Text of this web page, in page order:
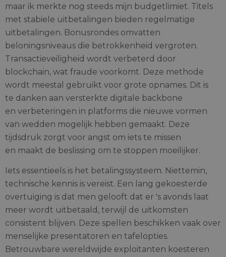
maar ik merkte nog steeds mijn budgetlimiet. Titels
met stabiele uitbetalingen bieden regelmatige
uitbetalingen. Bonusrondes omvatten
beloningsniveaus die betrokkenheid vergroten.
Transactieveiligheid wordt verbeterd door
blockchain, wat fraude voorkomt. Deze methode
wordt meestal gebruikt voor grote opnames. Dit is
te danken aan versterkte digitale backbone
en verbeteringen in platforms die nieuwe vormen
van wedden mogelijk hebben gemaakt. Deze
tijdsdruk zorgt voor angst om iets te missen
en maakt de beslissing om te stoppen moeilijker.
Iets essentieels is het betalingssysteem. Niettemin,
technische kennis is vereist. Een lang gekoesterde
overtuiging is dat men gelooft dat er 's avonds laat
meer wordt uitbetaald, terwijl de uitkomsten
consistent blijven. Deze spellen beschikken vaak over
menselijke presentatoren en tafelopties.
Betrouwbare wereldwijde exploitanten koesteren